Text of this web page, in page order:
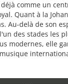
comme un
Quant à la
Au-delà de son
des stades les
modernes, elle